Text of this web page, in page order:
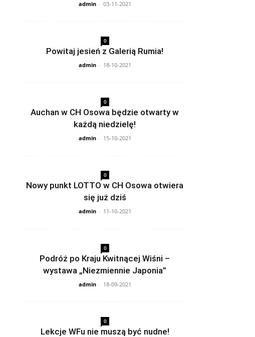
admin - 03-11-2021
0
Powitaj jesień z Galerią Rumia!
admin - 18-10-2021
0
Auchan w CH Osowa będzie otwarty w
każdą niedzielę!
admin - 15-10-2021
0
Nowy punkt LOTTO w CH Osowa otwiera
się już dziś
admin - 11-10-2021
0
Podróż po Kraju Kwitnącej Wiśni –
wystawa „Niezmiennie Japonia”
admin - 18-09-2021
0
Lekcje WFu nie muszą być nudne!